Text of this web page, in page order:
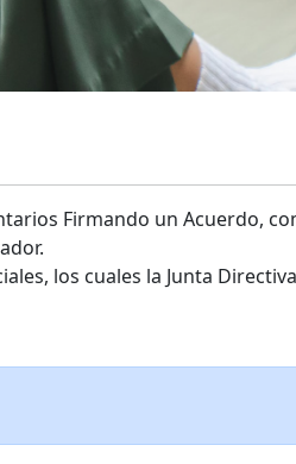
Firmando un Acuerdo,
los cuales la Junta